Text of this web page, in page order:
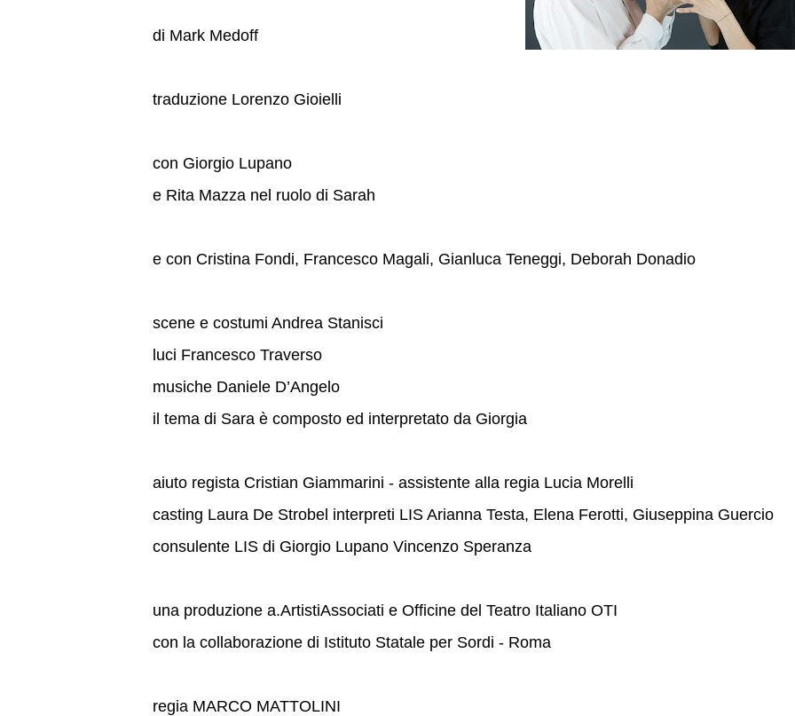
di Mark Medoff
traduzione Lorenzo Gioielli
con Giorgio Lupano
e Rita Mazza nel ruolo di Sarah
e con Cristina Fondi, Francesco Magali, Gianluca Teneggi, Deborah Donadio
scene e costumi Andrea Stanisci
luci Francesco Traverso
musiche Daniele D’Angelo
il tema di Sara è composto ed interpretato da Giorgia
aiuto regista Cristian Giammarini - assistente alla regia Lucia Morelli
casting Laura De Strobel interpreti LIS Arianna Testa, Elena Ferotti, Giuseppina Guercio
consulente LIS di Giorgio Lupano Vincenzo Speranza
una produzione a.ArtistiAssociati e Officine del Teatro Italiano OTI
con la collaborazione di Istituto Statale per Sordi - Roma
regia MARCO MATTOLINI